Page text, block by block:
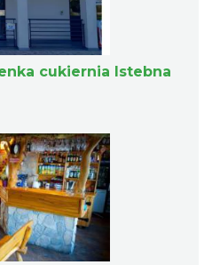
cukiernia Istebna